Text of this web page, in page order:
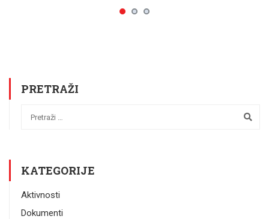
PRETRAŽI
KATEGORIJE
Aktivnosti
Dokumenti